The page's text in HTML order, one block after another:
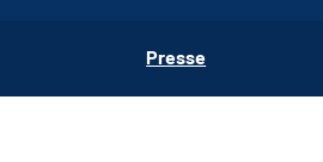
Presse